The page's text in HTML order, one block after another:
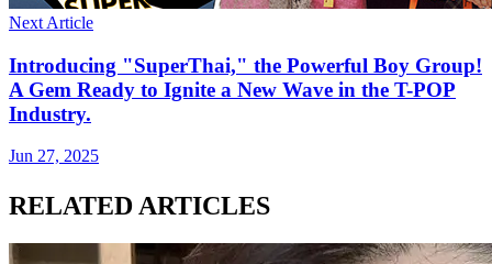
Next Article
Introducing "SuperThai," the Powerful Boy Group!
A Gem Ready to Ignite a New Wave in the T-POP
Industry.
Jun 27, 2025
RELATED ARTICLES